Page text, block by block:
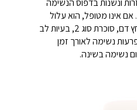
ונשנות בדפוס הנשימה
אינו מטופל, הוא עלול
להוביל לסיכון מוגבר ליתר לחץ דם, סוכרת סוג 2, בעיות לב
לנטר הפרעות נשימה לאורך זמן
נשימה בשינה.